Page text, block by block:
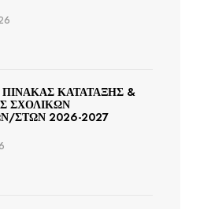
ΚΑΤΑΤΑΞΗΣ &
ΣΧΟΛΙΚΩΝ
ΣΤΩΝ 2026-2027